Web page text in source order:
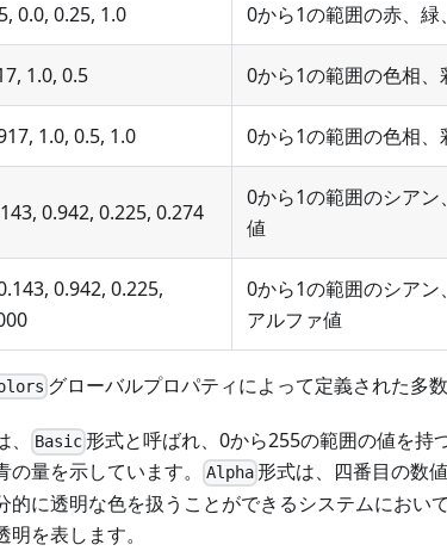
0.0, 0.25, 1.0 0から1の範囲の赤、緑
1.0, 0.5 0から1の範囲の色相、
1.0, 0.5, 1.0 0から1の範囲の色相
0.942, 0.225, 0.274
0から1の範囲のシア
値
0.942, 0.225,
0から1の範囲のシアン
アルファ値
グローバルプロパティによって定義された多
Basic 形式と呼ばれ、0から255の範囲の値を持
量を示しています。
Alpha 形式は、四番目の数
的に透明な色を扱うことができるシステムにおい
を表します。